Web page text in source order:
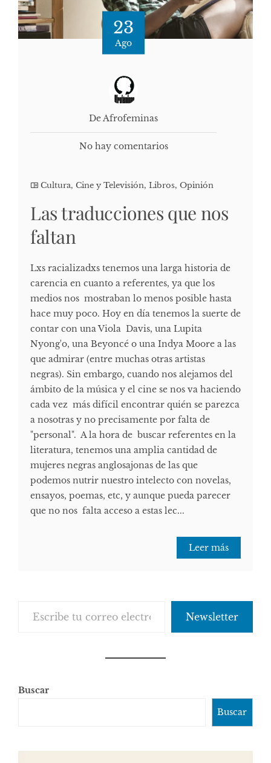
23
Ago
De Afrofeminas
No hay comentarios
Cultura, Cine y Televisión, Libros, Opinión
Las traducciones que nos
faltan
Lxs racializadxs tenemos una larga historia de
carencia en cuanto a referentes, ya que los
medios nos mostraban lo menos posible hasta
hace muy poco. Hoy en día tenemos la suerte de
contar con una Viola Davis, una Lupita
Nyong'o, una Beyoncé o una Indya Moore a las
que admirar (entre muchas otras artistas
negras). Sin embargo, cuando nos alejamos del
ámbito de la música y el cine se nos va haciendo
cada vez más difícil encontrar quién se parezca
a nosotras y no precisamente por falta de
"personal". A la hora de buscar referentes en la
literatura, tenemos una amplia cantidad de
mujeres negras anglosajonas de las que
podemos nutrir nuestro intelecto con novelas,
ensayos, poemas, etc, y aunque pueda parecer
que no nos falta acceso a estas lec...
Leer más
Newsletter
Buscar
Buscar